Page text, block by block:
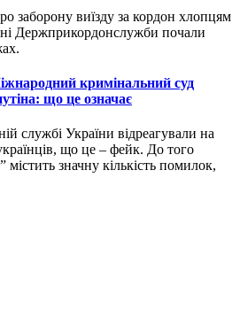
заборону виїзду за кордон хлопцям
Держприкордонслужби почали
кримінальний суд
що це означає
службі України відреагували на
що це – фейк. До того
значну кількість помилок,